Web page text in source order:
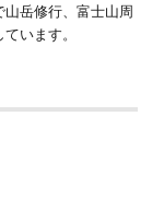
岳修行、富士山周
います。